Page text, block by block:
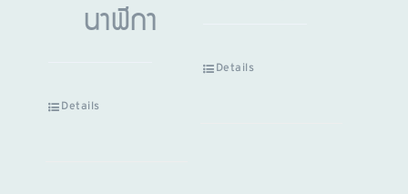
นาฬิกา
Details
Details